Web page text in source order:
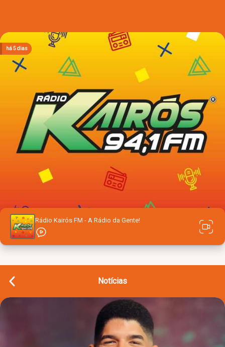
Rádio Kairós FM - A Rádio da Gente!
Notícias
há 1 dia
há 1 dia
há 1 dia
há 5 dias
há 5 dias